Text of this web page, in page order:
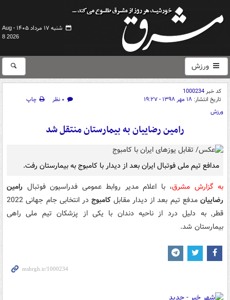
شنبه ۱۷ مرداد ۱۴۰۵ -
Aug
8 2026
ورزش
کد خبر1000234
تاریخ انتشار: ۱۸ مهر ۱۳۹۸ - ۱۹:۲۷ ۰ نظر
چاپ
ورزش
رامین رضاییان به بیمارستان منتقل شد
مدافع تیم ملی فوتبال ایران بعد از دیدار با کامبوج به بیمارستان رفت.
به گزارش مشرق، با اعلام مدیر روابط عمومی فدراسیون فوتبال رامین
رضاییانمدفع تیم بعد از دیدار مقابلکامبوج
در انتخابی جام جهانی 2022
قطر, به دلیل درد از ناحیه دندان با یکی از پزشکان تیم ملی راهی
بیمارستان شد.